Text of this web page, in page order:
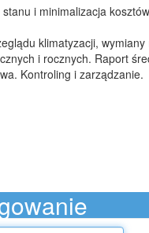
i minimalizacja
klimatyzacji,
i rocznych. Raport
Kontroling i zarządzanie.